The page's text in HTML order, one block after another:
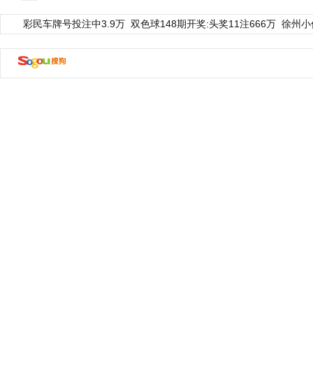
彩民车牌号投注中3.9万 双色球148期开奖:头奖11注666万 徐州